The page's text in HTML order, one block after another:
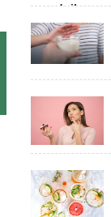
poradnik